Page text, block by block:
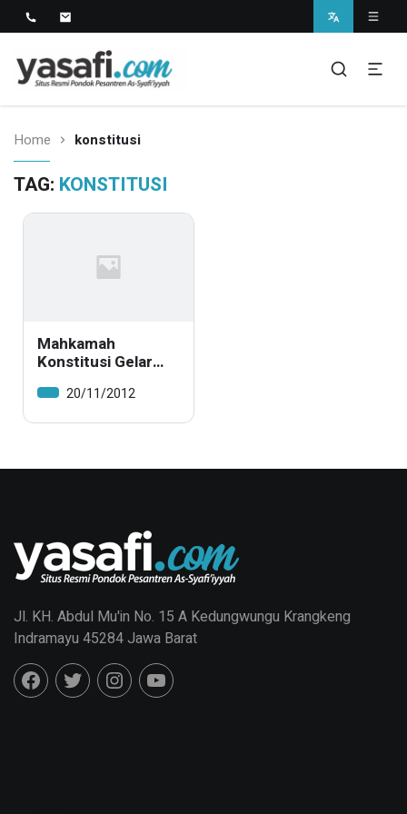
Home konstitusi
TAG: KONSTITUSI
Mahkamah
Konstitusi Gelar
Konstitusi’ di
Indramayu
20/11/2012
Jl. KH. Abdul Mu'in No. 15 A Kedungwungu Krangkeng
Indramayu 45284 Jawa Barat